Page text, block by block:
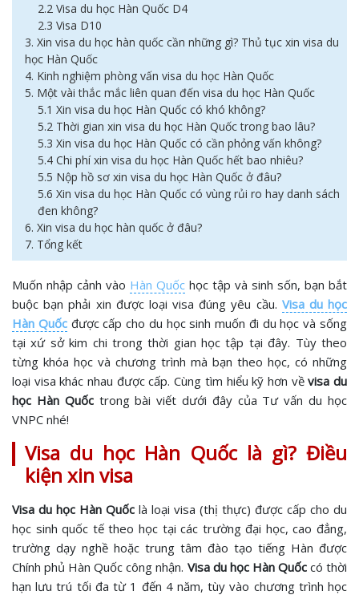
2.2 Visa du học Hàn Quốc D4
2.3 Visa D10
3. Xin visa du học hàn quốc cần những gì? Thủ tục xin visa du
học Hàn Quốc
4. Kinh nghiệm phòng vấn visa du học Hàn Quốc
5. Một vài thắc mắc liên quan đến visa du học Hàn Quốc
5.1 Xin visa du học Hàn Quốc có khó không?
5.2 Thời gian xin visa du học Hàn Quốc trong bao lâu?
5.3 Xin visa du học Hàn Quốc có cần phỏng vấn không?
5.4 Chi phí xin visa du học Hàn Quốc hết bao nhiêu?
5.5 Nộp hồ sơ xin visa du học Hàn Quốc ở đâu?
5.6 Xin visa du học Hàn Quốc có vùng rủi ro hay danh sách
đen không?
6. Xin visa du học hàn quốc ở đâu?
7. Tổng kết
Muốn nhập cảnh vào Hàn Quốc học tập và sinh sốn, bạn bắt
buộc bạn phải xin được loại visa đúng yêu cầu. Visa du học
Hàn Quốcđược cấp cho du học sinh muốn đi du học và sống
tại xứ sở kim chi trong thời gian học tập tại đây. Tùy theo
từng khóa học và chương trình mà bạn theo học, có những
loại visa khác nhau được cấp. Cùng tìm hiểu kỹ hơn vềvisa du
học Hàn Quốc trong bài viết dưới đây của Tư vấn du học
VNPC nhé!
Visa du học Hàn Quốc là gì? Điều
kiện xin visa
Visa du học Hàn Quốc là loại visa (thị thực) được cấp cho du
học sinh quốc tế theo học tại các trường đại học, cao đẳng,
trường dạy nghề hoặc trung tâm đào tạo tiếng Hàn được
Chính phủ Hàn Quốc công nhận. Visa du học Hàn Quốccó thời
hạn lưu trú tối đa từ 1 đến 4 năm, tùy vào chương trình học